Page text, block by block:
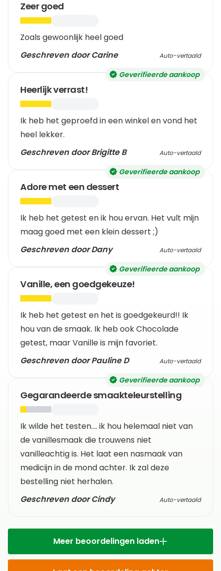
Bij het ouder worden zijn plantaardige
eiwitbronnen interessant voor het behoud van de
spiermassa en de mobiliteit.
Mensen die hun tussendoortje of snack willen
Ook opgroeiende kinderen, studenten, druk
bezette zakenmensen en personen met fysiek
proteïnebronnen.
Iedereen die zijn eiwitinname wil verhogen.
Mensen die bewust kiezen voor de meest
milieuvriendelijke oplossing voor onze planeet.
Zeer goed
Zoals gewoonlijk heel goed
Geschreven door Carine
Auto-vertaald
Geverifieerde aankoop
Heerlijk verrast!
Ik heb het geproefd in een winkel en vond het
heel lekker.
Geschreven door Brigitte B
Auto-vertaald
Geverifieerde aankoop
Adore met een dessert
Ik heb het getest en ik hou ervan. Het vult mijn
maag goed met een klein dessert ;)
Geschreven door Dany
Auto-vertaald
Geverifieerde aankoop
Vanille, een goedgekeuze!
Ik heb het getest en het is goedgekeurd!! Ik
hou van de smaak. Ik heb ook Chocolade
getest, maar Vanille is mijn favoriet.
Geschreven door Pauline D
Auto-vertaald
Geverifieerde aankoop
Gegarandeerde smaakteleurstelling
Ik wilde het testen.... ik hou helemaal niet van
de vanillesmaak die trouwens niet
vanilleachtig is. Het laat een nasmaak van
medicijn in de mond achter. Ik zal deze
bestelling niet herhalen.
Geschreven door Cindy
Auto-vertaald
Meer beoordelingen laden